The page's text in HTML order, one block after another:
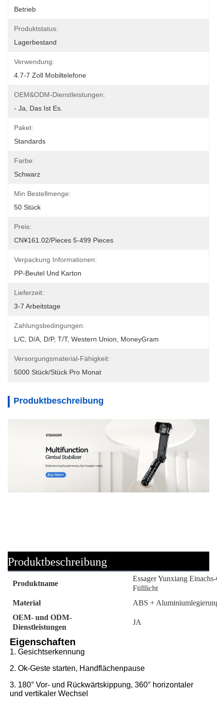
Betrieb
Produktstatus:
Lagerbestand
Verwendung:
4.7-7 Zoll Mobiltelefone
OEM&ODM-Dienstleistungen:
- Ja, Das Ist Es.
Paket:
Standards
Farbe:
Schwarz
Min Bestellmenge:
50 Stück
Preis:
CN¥161.02/pieces 5-499 Pieces
Verpackung Informationen:
PP-Beutel Und Karton
Lieferzeit:
3-7 Arbeitstage
Zahlungsbedingungen:
L/C, D/A, D/P, T/T, Western Union, MoneyGram
Versorgungsmaterial-Fähigkeit:
5000 Stück/Stück Pro Monat
Produktbeschreibung
Produktbeschreibung
Produktname
Essager Yunxiang
Fülllicht
Material
ABS +
OEM- und ODM-
Dienstleistungen
JA
Eigenschaften
1. Gesichtserkennung
2. Ok-Geste starten, Handflächenpause
3. 180° Vor- und Rückwärtskippung, 360° horizontaler
und vertikaler Wechsel